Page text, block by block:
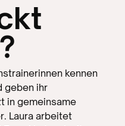
kennen
geben ihr
in gemeinsame
Laura arbeitet